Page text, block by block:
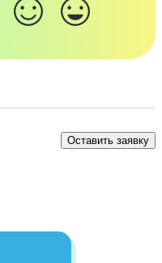
Оставить заявку